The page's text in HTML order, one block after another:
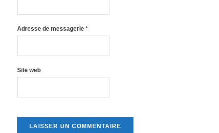
Adresse de messagerie *
Site web